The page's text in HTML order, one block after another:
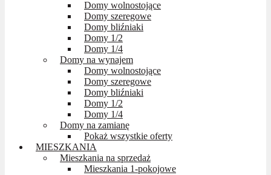
Domy wolnostojące
Domy szeregowe
Domy bliźniaki
Domy 1/2
Domy 1/4
Domy na wynajem
Domy wolnostojące
Domy szeregowe
Domy bliźniaki
Domy 1/2
Domy 1/4
Domy na zamianę
Pokaż wszystkie oferty
MIESZKANIA
Mieszkania na sprzedaż
Mieszkania 1-pokojowe